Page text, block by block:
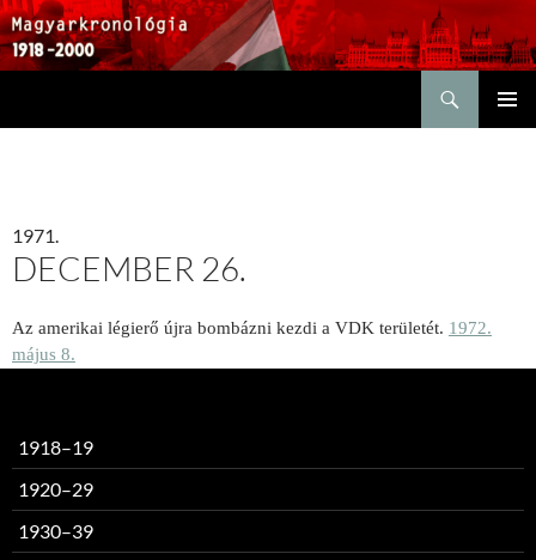
1971.
DECEMBER 26.
Az amerikai légierő újra bombázni kezdi a VDK területét. 1972.
május 8.
1918–19
1920–29
1930–39